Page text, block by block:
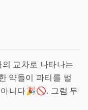
교차로 나타나는
약들이 파티를 벌
니다🎉🚫. 그럼 무